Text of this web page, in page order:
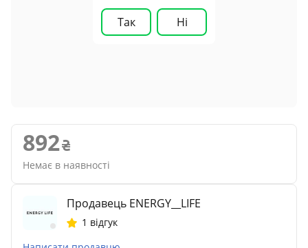
Так Ні
892
Немає в наявності
Продавець ENERGY__LIFE
1 відгук